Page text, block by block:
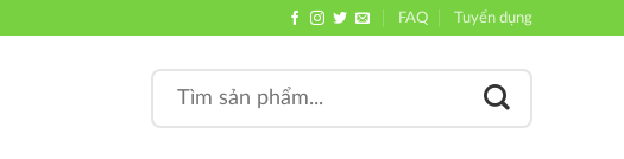
FAQ Tuyển dụng
for: